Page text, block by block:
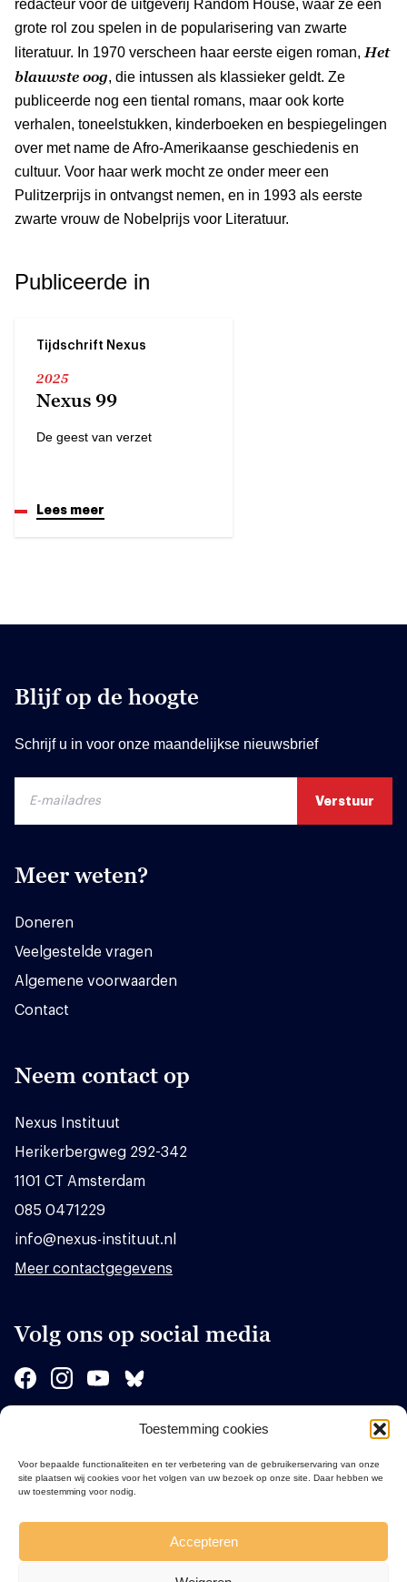
Toestemming cookies
Voor bepaalde functionaliteiten en ter verbetering van de gebruikerservaring van onze
site plaatsen wij cookies voor het volgen van uw bezoek op onze site. Daar hebben we
uw toestemming voor nodig.
Accepteren
redacteur voor de uitgeverij Random House, waar ze een
grote rol zou spelen in de popularisering van zwarte
literatuur. In 1970 verscheen haar eerste eigen roman, Het
blauwste oog, die intussen als klassieker geldt. Ze
publiceerde nog een tiental romans, maar ook korte
verhalen, toneelstukken, kinderboeken en bespiegelingen
over met name de Afro-Amerikaanse geschiedenis en
cultuur. Voor haar werk mocht ze onder meer een
Pulitzerprijs in ontvangst nemen, en in 1993 als eerste
zwarte vrouw de Nobelprijs voor Literatuur.
Publiceerde in
Tijdschrift Nexus
2025
Nexus 99
De geest van verzet
Lees meer
Blijf op de hoogte
Schrijf u in voor onze maandelijkse nieuwsbrief
Meer weten?
Doneren
Veelgestelde vragen
Algemene voorwaarden
Contact
Neem contact op
Nexus Instituut
Herikerbergweg 292-342
1101 CT Amsterdam
085 0471229
info@nexus-instituut.nl
Meer contactgegevens
Volg ons op social media